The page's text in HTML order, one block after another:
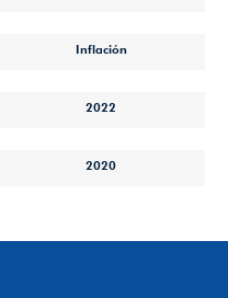
Inflación
2022
2020